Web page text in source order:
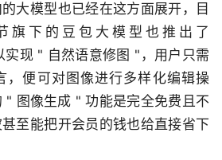
大模型也已经在这方面展开，目
旗下的豆包大模型也推出了
现 " 自然语意修图 "，用户只需
，便可对图像进行多样化编辑操
" 图像生成 " 功能是完全免费且不
至能把开会员的钱也给直接省下